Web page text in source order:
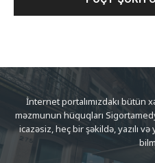
İnternet portalımızdakı bütün
məzmunun hüquqları
icazəsiz, heç bir şəkildə, yazılı